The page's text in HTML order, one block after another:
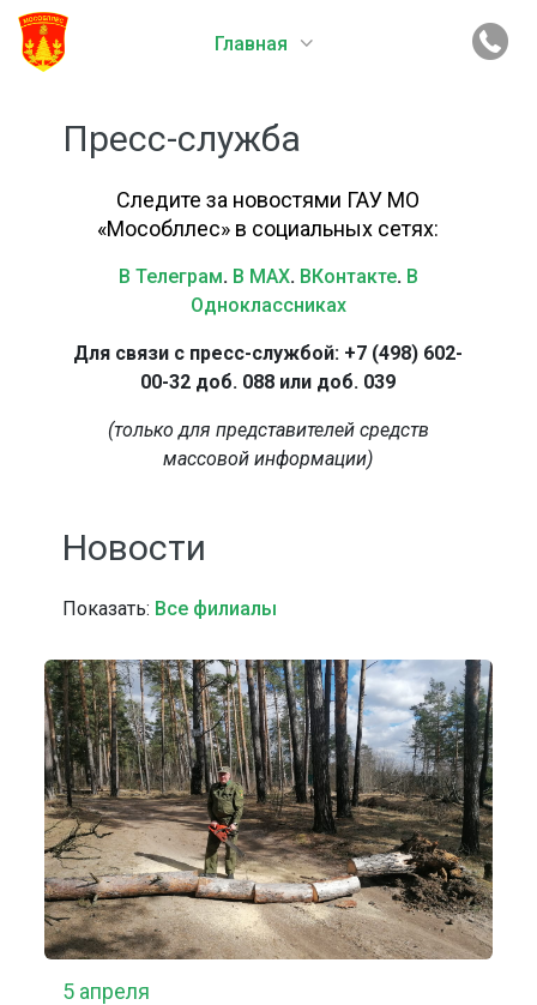
Главная
Пресс-служба
Следите за новостями ГАУ МО
«Мособллес» в социальных сетях:
В Телеграм. В MAX. ВКонтакте. В
Одноклассниках
Для связи с пресс-службой: +7 (498) 602-
00-32 доб. 088 или доб. 039
(только для представителей средств
массовой информации)
Новости
Показать: Все филиалы
5 апреля